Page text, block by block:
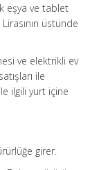
eşya ve tablet
üstünde
ve elektrikli ev
ile
ilgili yurt içine
girer.